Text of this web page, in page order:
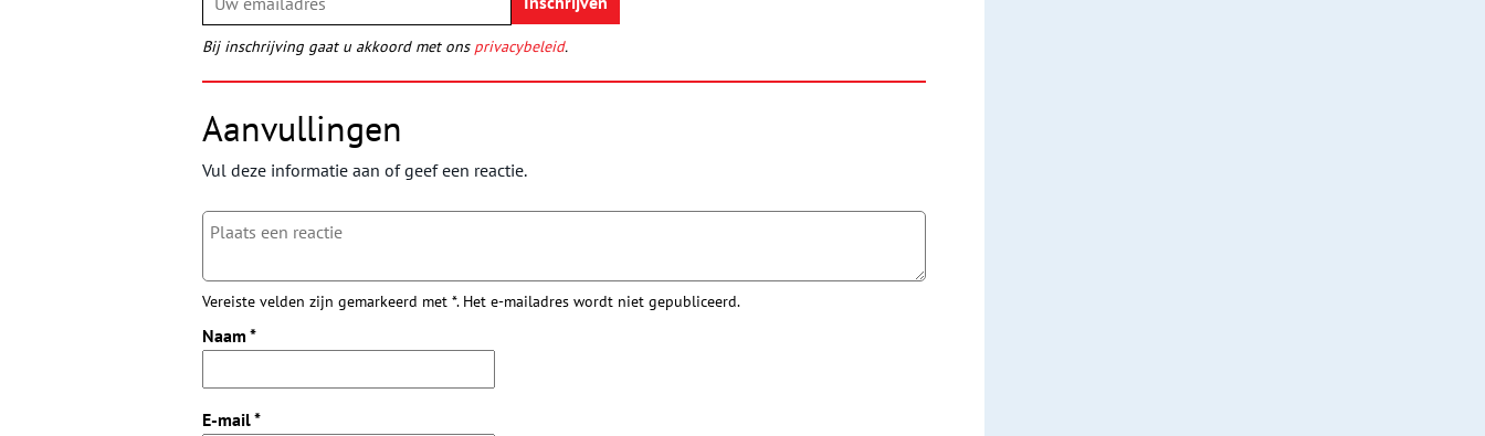
Bij inschrijving gaat u akkoord met ons privacybeleid.
Aanvullingen
Vul deze informatie aan of geef een reactie.
Vereiste velden zijn gemarkeerd met *. Het e-mailadres wordt niet gepubliceerd.
Naam *
E-mail*